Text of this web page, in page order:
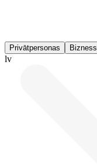
Privātpersonas Bizness
lv